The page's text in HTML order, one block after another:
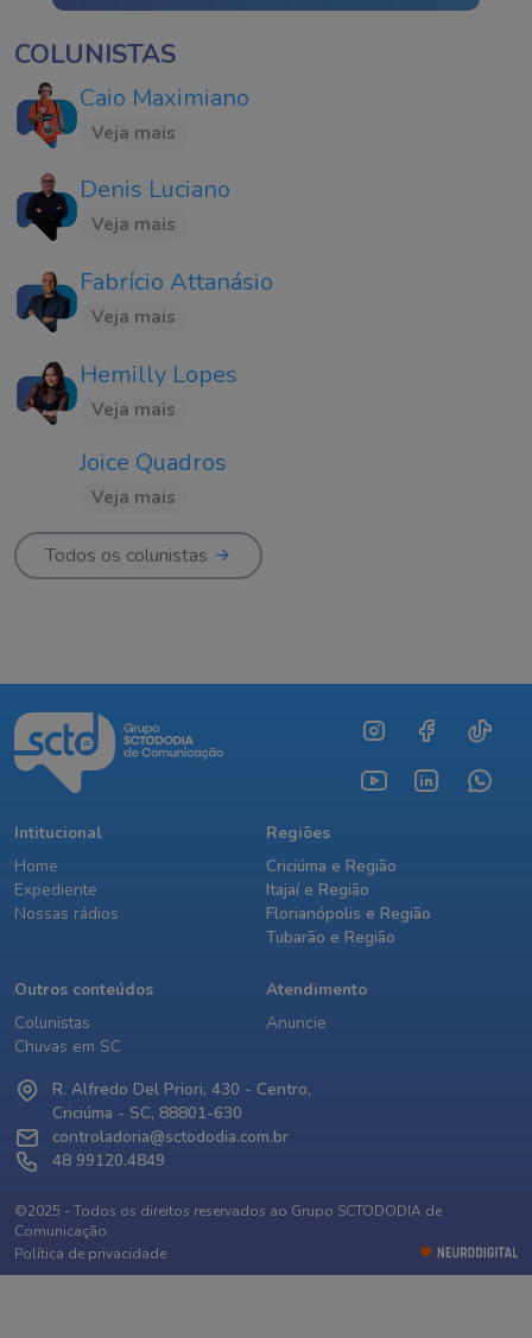
COLUNISTAS
Caio Maximiano
Veja mais
Denis Luciano
Veja mais
Fabrício Attanásio
Veja mais
Hemilly Lopes
Veja mais
Joice Quadros
Veja mais
Todos os colunistas
Intitucional
Home
Expediente
Nossas rádios
Regiões
Criciúma e Região
Itajaí e Região
Florianópolis e Região
Tubarão e Região
Outros conteúdos
Colunistas
Chuvas em SC
Atendimento
Anuncie
R. Alfredo Del Priori, 430 - Centro,
Criciúma - SC, 88801-630
controladoria@sctododia.com.br
48 99120.4849
©2025 - Todos os direitos reservados ao Grupo SCTODODIA de
Comunicação.
Política de privacidade